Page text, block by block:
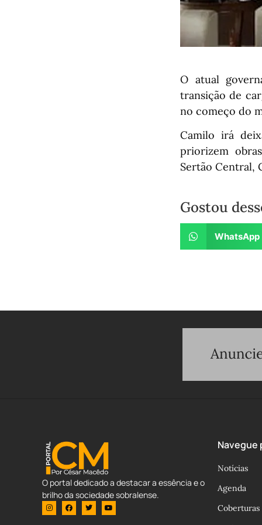
O atual
transição de
no começo do
Camilo irá
priorizem
Sertão Central,
Gostou
WhatsApp
O portal dedicado a destacar a essência e o
brilho da sociedade sobralense.
Navegue
Notícias
Agenda
Coberturas